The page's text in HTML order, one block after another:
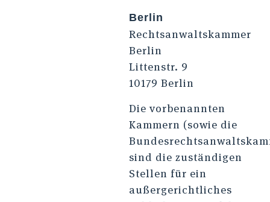
Berlin
Rechtsanwaltskammer
Berlin
Littenstr. 9
10179 Berlin
Die vorbenannten
Kammern (sowie die
sind die zuständigen
Stellen für ein
außergerichtliches